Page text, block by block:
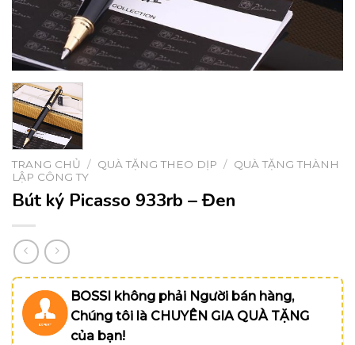
TRANG CHỦ / QUÀ TẶNG THEO DỊP / QUÀ TẶNG THÀNH
LẬP CÔNG TY
Bút ký Picasso 933rb – Đen
BOSSI không phải Người bán hàng,
Chúng tôi là CHUYÊN GIA QUÀ TẶNG
của bạn!